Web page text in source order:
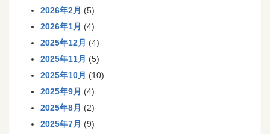
2026年2月 (5)
2026年1月 (4)
2025年12月 (4)
2025年11月 (5)
2025年10月 (10)
2025年9月 (4)
2025年8月 (2)
2025年7月 (9)